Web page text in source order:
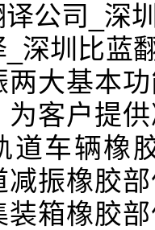
公司_深
_深圳比蓝
两大基本
为客户提
道车辆橡
减振橡胶
装箱橡胶